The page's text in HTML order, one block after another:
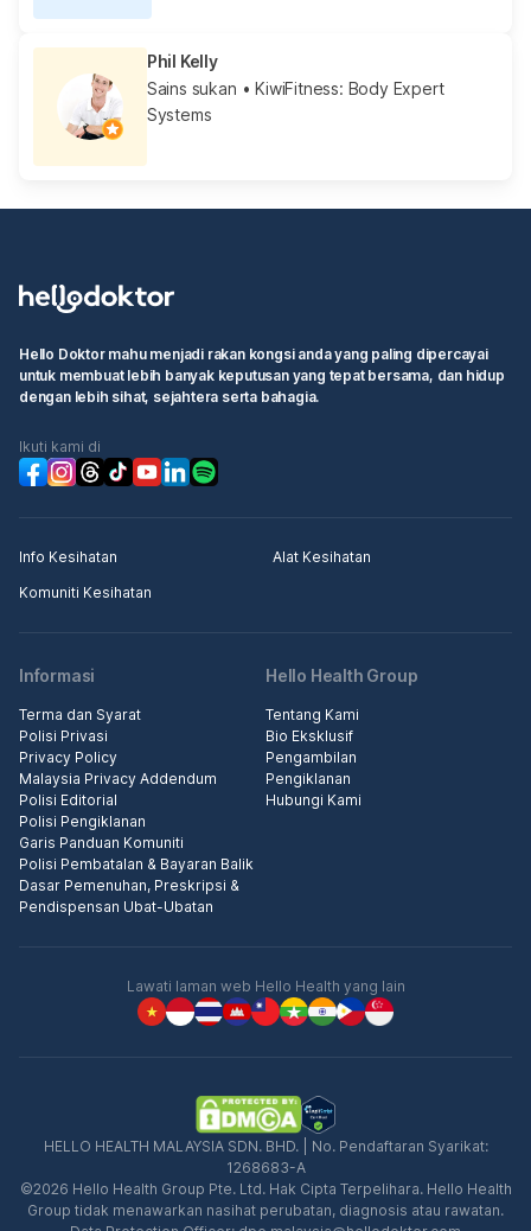
Phil Kelly
Sains sukan • KiwiFitness: Body Expert
Systems
Hello Doktor mahu menjadi rakan kongsi anda yang paling dipercayai
untuk membuat lebih banyak keputusan yang tepat bersama, dan hidup
dengan lebih sihat, sejahtera serta bahagia.
Ikuti kami di
Info Kesihatan
Alat Kesihatan
Komuniti Kesihatan
Informasi
Terma dan Syarat
Polisi Privasi
Privacy Policy
Malaysia Privacy Addendum
Polisi Editorial
Polisi Pengiklanan
Garis Panduan Komuniti
Polisi Pembatalan & Bayaran Balik
Dasar Pemenuhan, Preskripsi &
Pendispensan Ubat-Ubatan
Hello Health Group
Tentang Kami
Bio Eksklusif
Pengambilan
Pengiklanan
Hubungi Kami
Lawati laman web Hello Health yang lain
HELLO HEALTH MALAYSIA SDN. BHD. | No. Pendaftaran Syarikat:
1268683-A
©2026 Hello Health Group Pte. Ltd. Hak Cipta Terpelihara. Hello Health
Group tidak menawarkan nasihat perubatan, diagnosis atau rawatan.